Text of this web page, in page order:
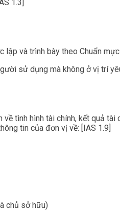
1.3]
và trình bày theo Chuẩn
sử dụng mà không ở vị trí
tình hình tài chính, kết quả
tin của đơn vị về: [IAS 1.9]
chủ sở hữu)